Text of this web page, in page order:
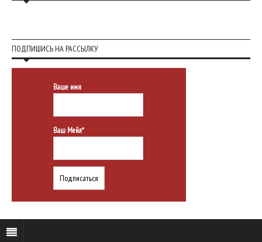
ПОДПИШИСЬ НА РАССЫЛКУ
Ваше имя
Ваш Мейл*